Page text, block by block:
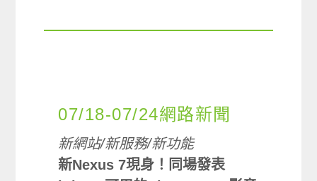
07/18-07/24網路新聞
新網站/新服務/新功能
新Nexus 7現身！同場發表